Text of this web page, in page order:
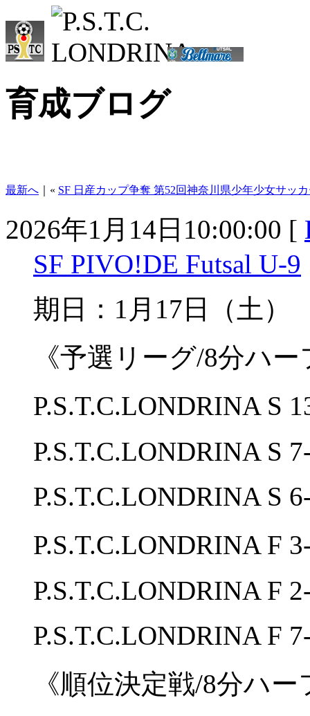
育成ブログ
最新へ ｜« SF 日産カップ争奪 第52回神奈川県少年少女サッ
2026年1月14日10:00:00 [
SF PIVO!DE Futsal U-9
期日：1月17日（
《予選リーグ/8分ハー
P.S.T.C.LONDRINA S
P.S.T.C.LONDRINA S
P.S.T.C.LONDRINA S
P.S.T.C.LONDRINA F
P.S.T.C.LONDRINA F
P.S.T.C.LONDRINA F
《順位決定戦/8分ハー